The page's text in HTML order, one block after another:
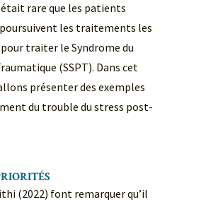
rare que les patients
les traitements les
traiter le Syndrome du
(SSPT). Dans cet
présenter des exemples
du trouble du stress post-
(2022) font remarquer qu’il